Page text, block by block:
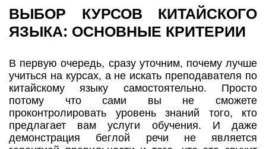
ВЫБОР КУРСОВ КИТАЙСКОГО
ЯЗЫКА: ОСНОВНЫЕ КРИТЕРИИ
В первую очередь, сразу уточним, почему лучше
учиться на курсах, а не искать преподавателя по
китайскому языку самостоятельно. Просто
потому что сами вы не сможете
проконтролировать уровень знаний того, кто
предлагает вам услуги обучения. И даже
демонстрация беглой речи не является